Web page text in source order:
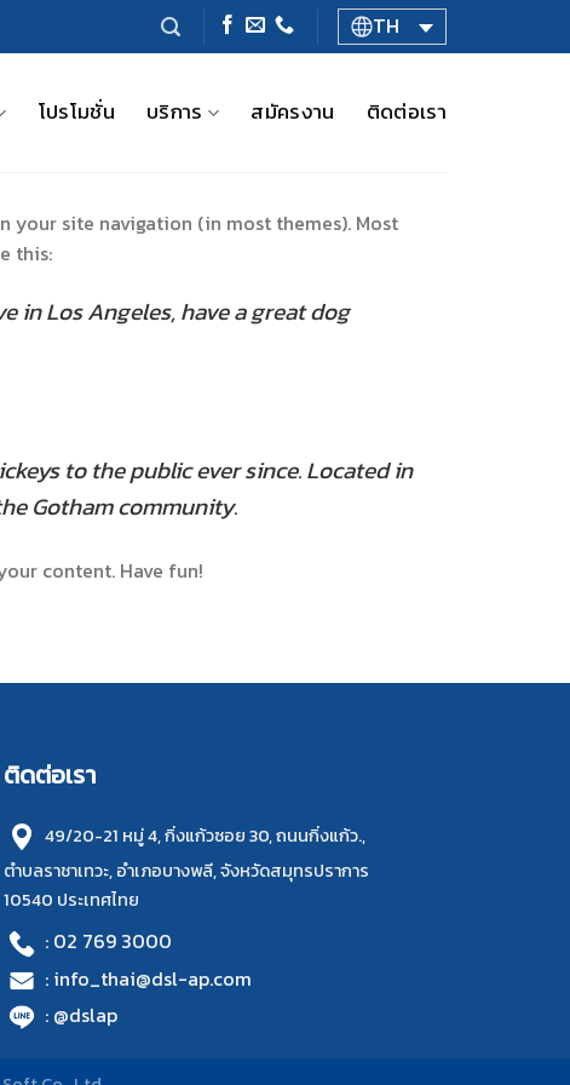
TH
โปรโมชั่น บริการ สมัครงาน ติดต่อเรา
your site navigation (in most themes). Most
this:
in Los Angeles, have a great dog
to the public ever since. Located in
Gotham community.
content. Have fun!
ติดต่อเรา
49/20-21 หมู่ 4, กิ่งแก้วซอย 30, ถนนกิ่งแก้ว.,
ตำบลราชาเทวะ, อำเภอบางพลี, จังหวัดสมุทรปราการ
10540 ประเทศไทย
: 02 769 3000
: info_thai@dsl-ap.com
: @dslap